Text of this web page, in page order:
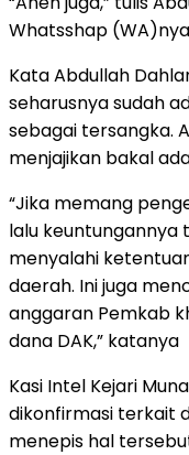
Whatsshap
Kata Abdullah
seharusnya sudah
sebagai tersangka.
menjajikan bakal
“Jika memang
lalu keuntungannya
menyalahi
daerah. Ini juga
anggaran Pemkab
dana DAK,” katanya
Kasi Intel Kejari
dikonfirmasi terkait
menepis hal